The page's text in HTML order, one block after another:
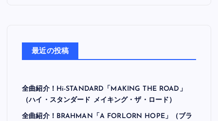
最近の投稿
全曲紹介！Hi-STANDARD「MAKING THE ROAD」
（ハイ・スタンダード メイキング・ザ・ロード）
全曲紹介！BRAHMAN「A FORLORN HOPE」（ブラ